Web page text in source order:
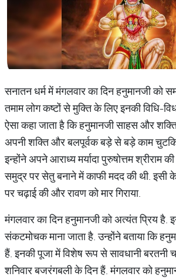
सनातन धर्म में मंगलवार का दिन हनुमानजी को
तमाम लोग कष्टों से मुक्ति के लिए इनकी विधि-
ऐसा कहा जाता है कि हनुमानजी साहस और
अपनी शक्ति और बलपूर्वक बड़े से बड़े काम
इन्होंने अपने आराध्य मर्यादा पुरुषोत्तम श्रीराम
समुद्र पर सेतु बनाने में काफी मदद की थी. इसी
पर चढ़ाई की और रावण को मार गिराया.
मंगलवार का दिन हनुमानजी को अत्यंत प्रिय है.
संकटमोचक माना जाता है. उन्होंने बताया कि
हैं. इनकी पूजा में विशेष रूप से सावधानी बरतनी
शनिवार बजरंगबली के दिन हैं. मंगलवार को